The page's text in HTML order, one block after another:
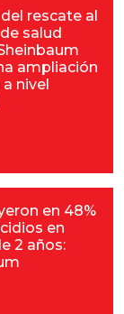
rescate al
salud
ampliación
nivel
en 48%
en
2 años: